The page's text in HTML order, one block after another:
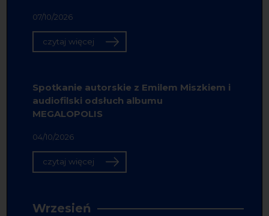
07/10/2026
czytaj więcej
Spotkanie autorskie z Emilem Miszkiem i
audiofilski odsłuch albumu
MEGALOPOLIS
04/10/2026
czytaj więcej
Wrzesień